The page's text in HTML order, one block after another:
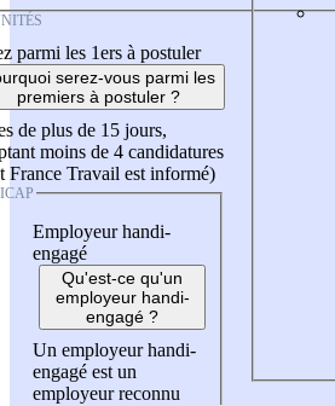
parmi les 1ers à postuler
serez-vous parmi les
premiers à postuler ?
de plus de 15 jours,
moins de 4 candidatures
France Travail est informé)
Employeur handi-
engagé
Qu'est-ce qu'un
employeur handi-
engagé ?
Un employeur handi-
engagé est un
employeur reconnu